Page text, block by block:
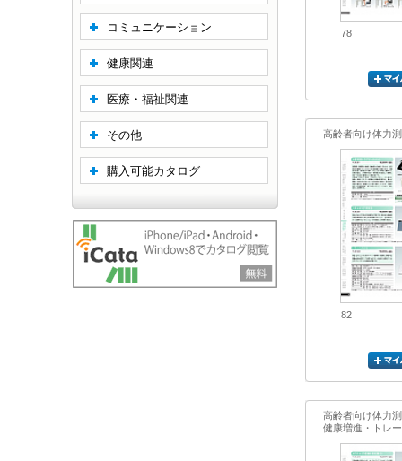
78
高齢者向け体力
82
高齢者向け体力
健康増進・トレ
コミュニケーション
健康関連
医療・福祉関連
その他
購入可能カタログ